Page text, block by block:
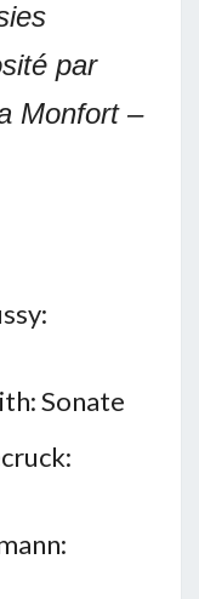
par
Monfort –
Sonate